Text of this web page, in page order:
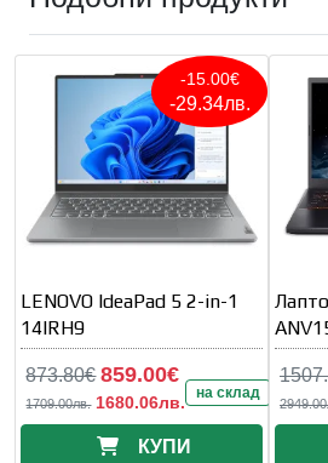
-15.00€
-29.34лв.
LENOVO IdeaPad 5 2-in-1
14IRH9
873.80€ 859.00€
1709.00лв. 1680.06лв. на склад
КУПИ